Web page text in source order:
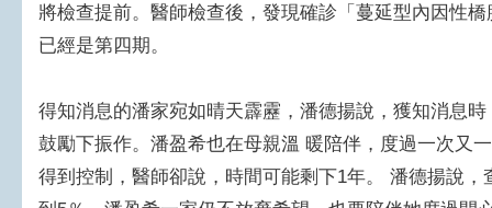
將檢查提前。醫師檢查後，發現確診「蔓延型內因性
已經是第四期。
得知消息的潘家宛如晴天霹靂，潘德揚說，獲知消息
鼓勵下振作。潘盈希也在母親溫 暖陪伴，度過一次又
得到控制，醫師卻說，時間可能剩下1年。 潘德揚說